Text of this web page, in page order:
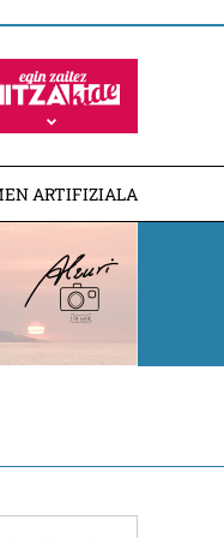
ARTIFIZIALA